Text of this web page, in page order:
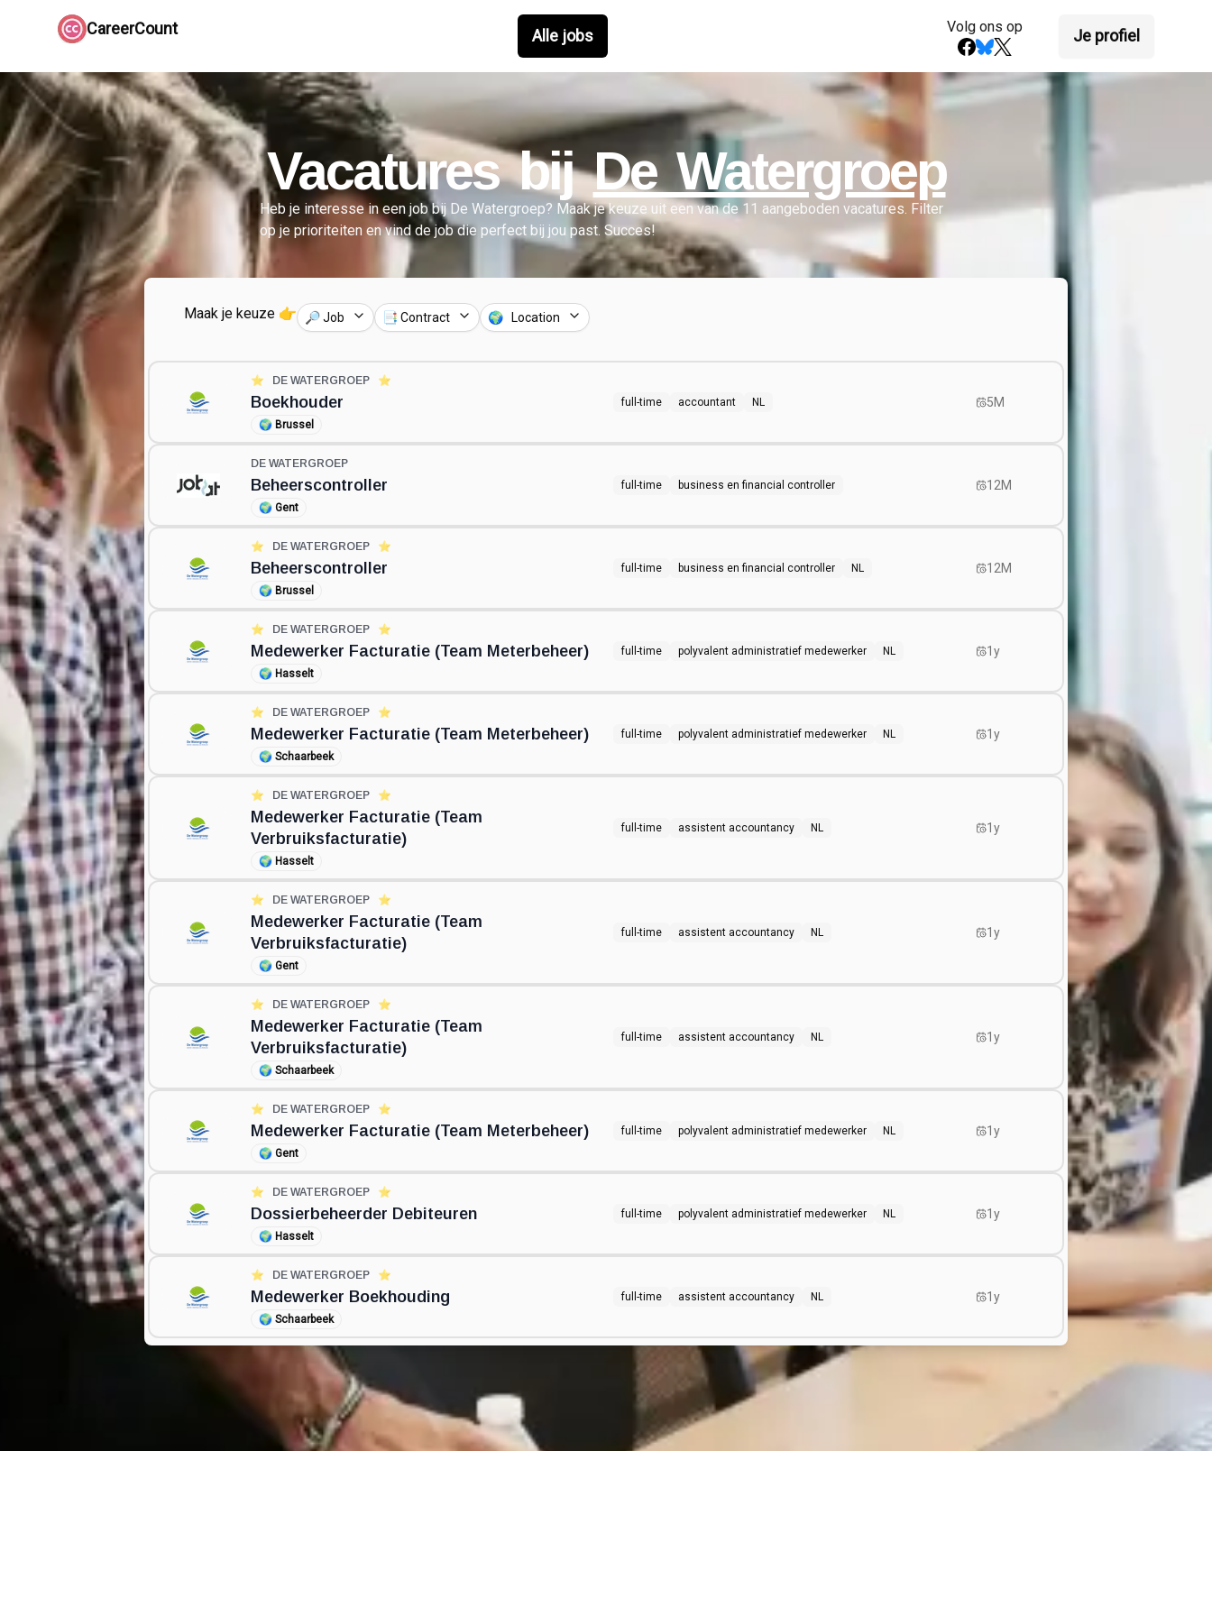
CareerCount Alle jobs Volg ons op Je profiel
Vacatures bij De Watergroep
Heb je interesse in een job bij De Watergroep? Maak je keuze uit een van de11 aangeboden vacatures. Filter
op je prioriteiten en vind de job die perfect bij jou past. Succes!
Maak je keuze 👉 🔎 Job 📑 Contract 🌍 Location
⭐️ DE WATERGROEP ⭐️
Boekhouder
🌍 Brussel
full-time accountant NL 5M
DE WATERGROEP
Beheerscontroller
🌍 Gent
full-time business en financial controller 12M
⭐️ DE WATERGROEP ⭐️
Beheerscontroller
🌍 Brussel
full-time business en financial controller NL 12M
⭐️ DE WATERGROEP ⭐️
Medewerker Facturatie (Team Meterbeheer)
🌍 Hasselt
full-time polyvalent administratief medewerker NL 1y
⭐️ DE WATERGROEP ⭐️
Medewerker Facturatie (Team Meterbeheer)
🌍 Schaarbeek
full-time polyvalent administratief medewerker NL 1y
⭐️ DE WATERGROEP ⭐️
Medewerker Facturatie (Team
Verbruiksfacturatie)
🌍 Hasselt
full-time assistent accountancy NL 1y
⭐️ DE WATERGROEP ⭐️
Medewerker Facturatie (Team
Verbruiksfacturatie)
🌍 Gent
full-time assistent accountancy NL 1y
⭐️ DE WATERGROEP ⭐️
Medewerker Facturatie (Team
Verbruiksfacturatie)
🌍 Schaarbeek
full-time assistent accountancy NL 1y
⭐️ DE WATERGROEP ⭐️
Medewerker Facturatie (Team Meterbeheer)
🌍 Gent
full-time polyvalent administratief medewerker NL 1y
⭐️ DE WATERGROEP ⭐️
Dossierbeheerder Debiteuren
🌍 Hasselt
full-time polyvalent administratief medewerker NL 1y
⭐️ DE WATERGROEP ⭐️
Medewerker Boekhouding
🌍 Schaarbeek
full-time assistent accountancy NL 1y